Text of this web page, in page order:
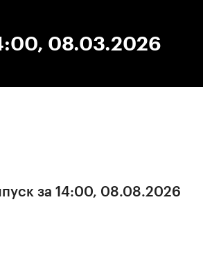
08.03.2026
за 14:00, 08.08.2026